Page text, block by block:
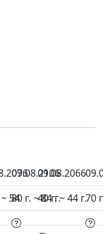
09.08.2106
80 г. ~ 84 г. 70
09.08.2066
54
40 г. ~ 44 г.